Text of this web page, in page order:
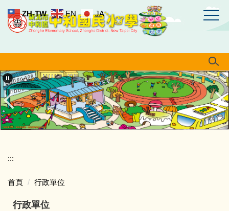
跳
到
主
內
區
ZH-TW EN JA
:::
首頁 行政單位
行政單位